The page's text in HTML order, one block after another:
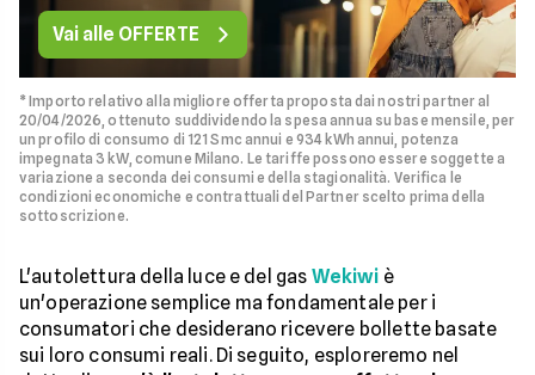
Vai alle OFFERTE
* Importo relativo alla migliore offerta proposta dai nostri partner al
20/04/2026, ottenuto suddividendo la spesa annua su base mensile, per
un profilo di consumo di 121 Smc annui e 934 kWh annui, potenza
impegnata 3 kW, comune Milano. Le tariffe possono essere soggette a
variazione a seconda dei consumi e della stagionalità. Verifica le
condizioni economiche e contrattuali del Partner scelto prima della
sottoscrizione.
L'autolettura della luce e del gas Wekiwi è
un'operazione semplice ma fondamentale per i
consumatori che desiderano ricevere bollette basate
sui loro consumi reali. Di seguito, esploreremo nel